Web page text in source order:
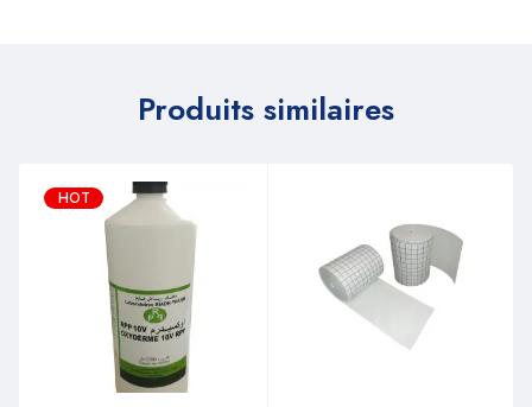
Produits similaires
HOT